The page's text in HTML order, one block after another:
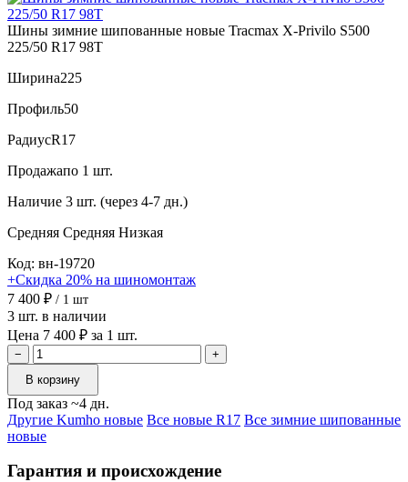
Шины зимние шипованные новые Tracmax X-Privilo S500
225/50 R17 98T
Ширина225
Профиль50
РадиусR17
Продажапо 1 шт.
Наличие 3 шт. (через 4-7 дн.)
Средняя Средняя Низкая
Код: вн-19720
+Скидка 20% на шиномонтаж
7 400 ₽ / 1 шт
3 шт. в наличии
Цена 7 400 ₽ за 1 шт.
−
+
В корзину
Под заказ ~4 дн.
Другие Kumho новые Все новые R17 Все зимние шипованные
новые
Гарантия и происхождение